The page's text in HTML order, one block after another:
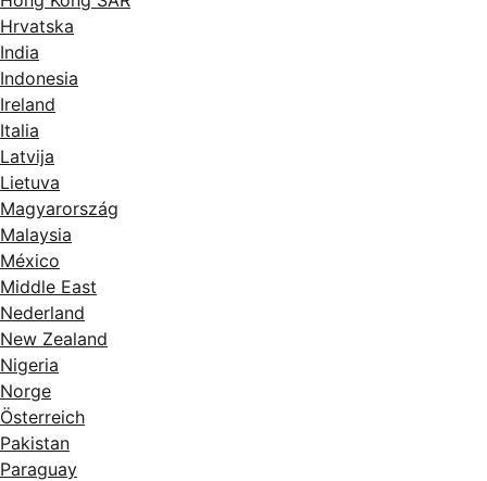
Hrvatska
India
Indonesia
Ireland
Italia
Latvija
Lietuva
Magyarország
Malaysia
México
Middle East
Nederland
New Zealand
Nigeria
Norge
Österreich
Pakistan
Paraguay